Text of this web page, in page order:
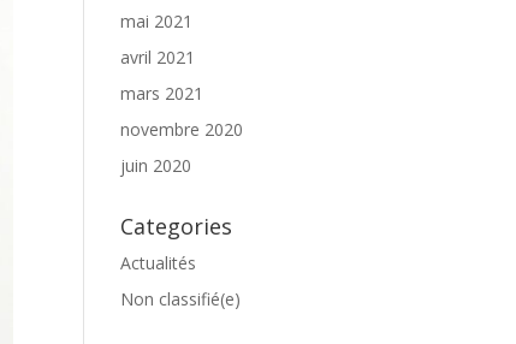
mai 2021
avril 2021
mars 2021
novembre 2020
juin 2020
Categories
Actualités
Non classifié(e)